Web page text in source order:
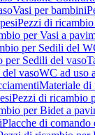
Vasi per bambini
Pezzi di ricambio
per Vasi a
per Sedili del
per Sedili del vaso
vasoWC ad uso
Materiale di
Pezzi di ricambio
per Bidet a
Placche di comando